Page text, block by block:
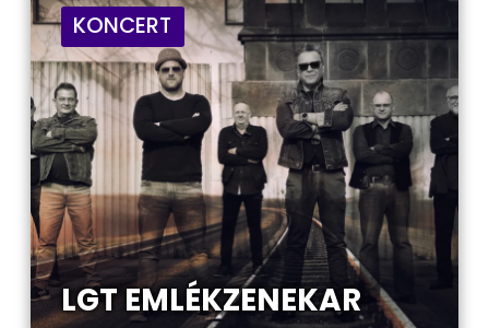
KONCERT
LGT EMLÉKZENEKAR